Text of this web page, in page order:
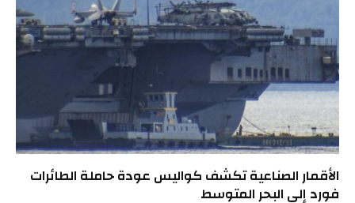
الأقمار الصناعية تكشف كواليس عودة حاملة الطائرات
فورد إلى البحر المتوسط